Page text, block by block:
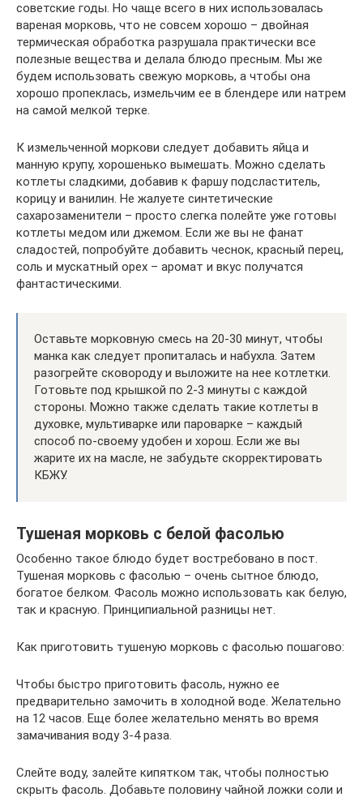
советские годы. Но чаще всего в них использовалась
вареная морковь, что не совсем хорошо – двойная
термическая обработка разрушала практически все
полезные вещества и делала блюдо пресным. Мы же
будем использовать свежую морковь, а чтобы она
хорошо пропеклась, измельчим ее в блендере или натрем
на самой мелкой терке.
К измельченной моркови следует добавить яйца и
манную крупу, хорошенько вымешать. Можно сделать
котлеты сладкими, добавив к фаршу подсластитель,
корицу и ванилин. Не жалуете синтетические
сахарозаменители – просто слегка полейте уже готовы
котлеты медом или джемом. Если же вы не фанат
сладостей, попробуйте добавить чеснок, красный перец,
соль и мускатный орех – аромат и вкус получатся
фантастическими.
Оставьте морковную смесь на 20-30 минут, чтобы
манка как следует пропиталась и набухла. Затем
разогрейте сковороду и выложите на нее котлетки.
Готовьте под крышкой по 2-3 минуты с каждой
стороны. Можно также сделать такие котлеты в
духовке, мультиварке или пароварке – каждый
способ по-своему удобен и хорош. Если же вы
жарите их на масле, не забудьте скорректировать
КБЖУ.
Тушеная морковь с белой фасолью
Особенно такое блюдо будет востребовано в пост.
Тушеная морковь с фасолью – очень сытное блюдо,
богатое белком. Фасоль можно использовать как белую,
так и красную. Принципиальной разницы нет.
Как приготовить тушеную морковь с фасолью пошагово:
Чтобы быстро приготовить фасоль, нужно ее
предварительно замочить в холодной воде. Желательно
на 12 часов. Еще более желательно менять во время
замачивания воду 3-4 раза.
Слейте воду, залейте кипятком так, чтобы полностью
скрыть фасоль. Добавьте половину чайной ложки соли и